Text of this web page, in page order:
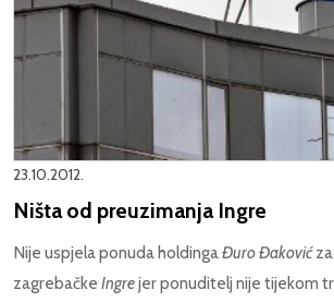
23.10.2012.
Ništa od preuzimanja Ingre
Nije uspjela ponuda holdingaĐuro Đakovićza
zagrebačke Ingrejer ponuditelj nije tijekom